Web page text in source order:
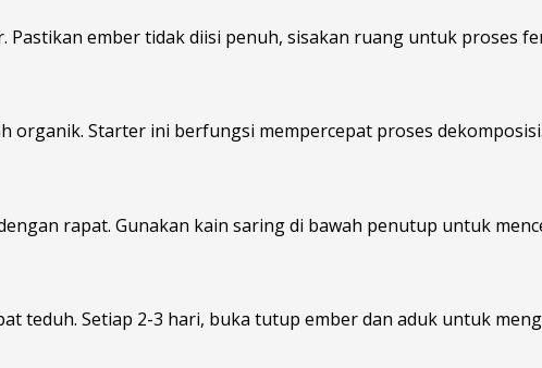
ember tidak diisi penuh, sisakan ruang untuk proses
organik. Starter ini berfungsi mempercepat proses dekomposisi.
rapat. Gunakan kain saring di bawah penutup untuk
teduh. Setiap 2-3 hari, buka tutup ember dan aduk untuk